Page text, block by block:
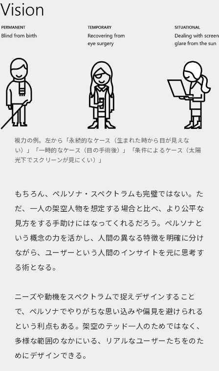
視力の例。左から「永続的なケース（生まれた時から目が見えな
い）」「一時的なケース（目の手術後）」「条件によるケース（太陽
光下でスクリーンが見にくい）」
もちろん、ペルソナ・スペクトラムも完璧ではない。た
だ、一人の架空人物を想定する場合と比べ、より公平な
見方をする手助けにはなってくれるだろう。ペルソナと
いう概念の力を活かし、人間の異なる特徴を明確に分け
ながら、ユーザーという人間のインサイトを元に思考す
る術となる。
ニーズや動機をスペクトラムで捉えデザインすること
で、ペルソナでやりがちな思い込みや偏見を避けられる
という利点もある。架空のテッド一人のためではなく、
多様な範囲のなかにいる、リアルなユーザーたちをのた
めにデザインできる。